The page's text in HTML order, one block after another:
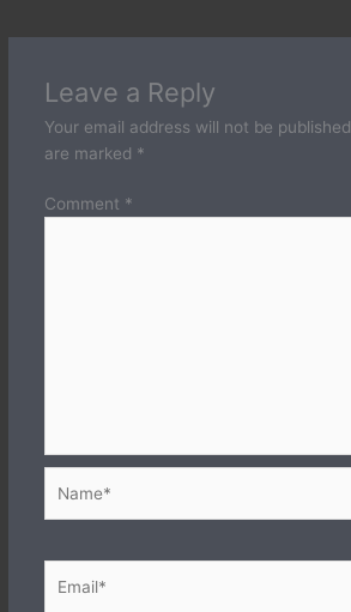
Leave a Reply
Your email address will not be published.
are marked *
Comment *